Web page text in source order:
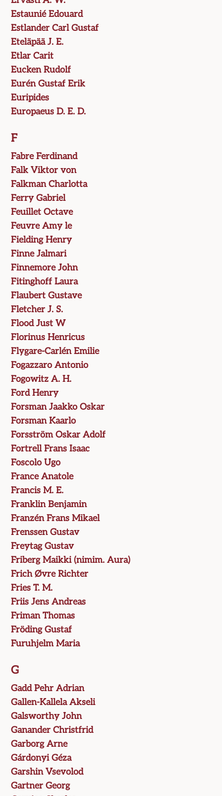
Estaunié Edouard
Estlander Carl Gustaf
Eteläpää J. E.
Etlar Carit
Eucken Rudolf
Eurén Gustaf Erik
Euripides
Europaeus D. E. D.
F
Fabre Ferdinand
Falk Viktor von
Falkman Charlotta
Ferry Gabriel
Feuillet Octave
Feuvre Amy le
Fielding Henry
Finne Jalmari
Finnemore John
Fitinghoff Laura
Flaubert Gustave
Fletcher J. S.
Flood Just W
Florinus Henricus
Flygare-Carlén Emilie
Fogazzaro Antonio
Fogowitz A. H.
Ford Henry
Forsman Jaakko Oskar
Forsman Kaarlo
Forsström Oskar Adolf
Fortrell Frans Isaac
Foscolo Ugo
France Anatole
Francis M. E.
Franklin Benjamin
Franzén Frans Mikael
Frenssen Gustav
Freytag Gustav
Friberg Maikki (nimim. Aura)
Frich Øvre Richter
Fries T. M.
Friis Jens Andreas
Friman Thomas
Fröding Gustaf
Furuhjelm Maria
G
Gadd Pehr Adrian
Gallen-Kallela Akseli
Galsworthy John
Ganander Christfrid
Garborg Arne
Gárdonyi Géza
Garshin Vsevolod
Gartner Georg